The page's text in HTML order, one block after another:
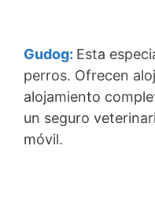
Gudog: Esta
perros. Ofrecen
alojamiento
un seguro
móvil.